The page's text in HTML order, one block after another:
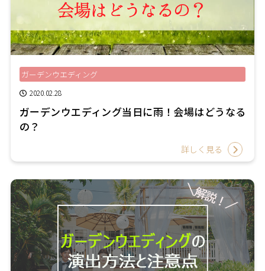
ガーデンウエディング
2020.02.28
ガーデンウエディング当日に雨！会場はどうなる
の？
詳しく見る